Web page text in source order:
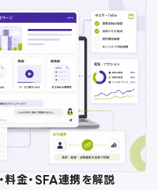
金・SFA連携を解説